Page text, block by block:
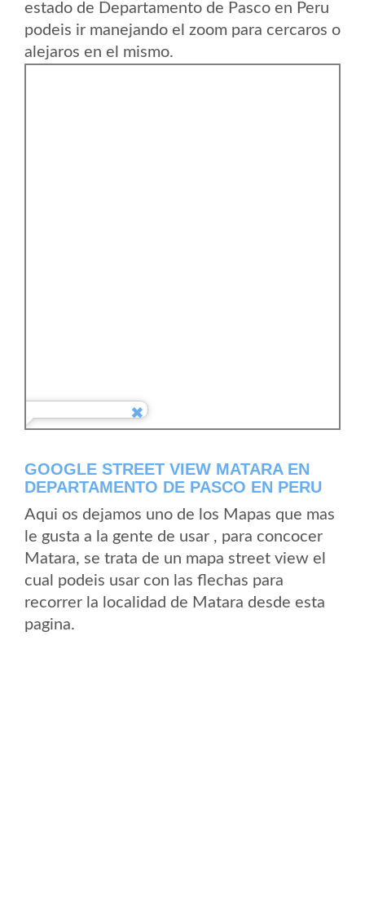
estado de Departamento de Pasco en Peru
podeis ir manejando el zoom para cercaros o
alejaros en el mismo.
GOOGLE STREET VIEW MATARA EN
DEPARTAMENTO DE PASCO EN PERU
Aqui os dejamos uno de los Mapas que mas
le gusta a la gente de usar , para concocer
Matara, se trata de un mapa street view el
cual podeis usar con las flechas para
recorrer la localidad de Matara desde esta
pagina.